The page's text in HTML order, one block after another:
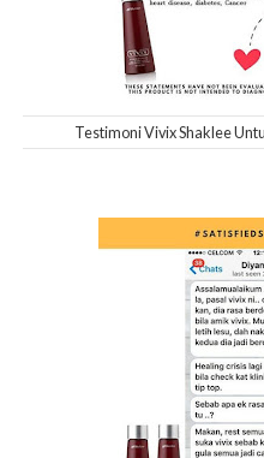
Testimoni Vivix Shaklee